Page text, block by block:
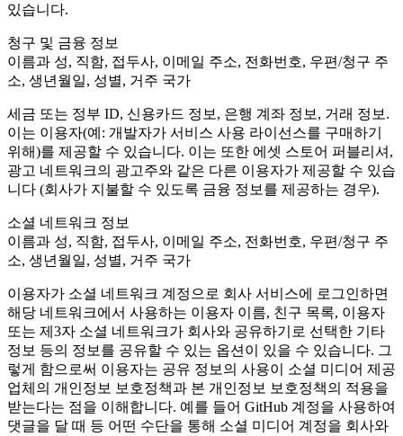
Launch XR games across platforms
Multiplayer Games
있습니다.
청구 및 금융 정보
이름과 성, 직함, 접두사, 이메일 주소, 전화번호, 우편/청구 주
소, 생년월일, 성별, 거주 국가
세금 또는 정부 ID, 신용카드 정보, 은행 계좌 정보, 거래 정보.
이는 이용자(예: 개발자가 서비스 사용 라이선스를 구매하기
위해)를 제공할 수 있습니다. 이는 또한 에셋 스토어 퍼블리셔,
광고 네트워크의 광고주와 같은 다른 이용자가 제공할 수 있습
니다 (회사가 지불할 수 있도록 금융 정보를 제공하는 경우).
소셜 네트워크 정보
이름과 성, 직함, 접두사, 이메일 주소, 전화번호, 우편/청구 주
소, 생년월일, 성별, 거주 국가
이용자가 소셜 네트워크 계정으로 회사 서비스에 로그인하면
해당 네트워크에서 사용하는 이용자 이름, 친구 목록, 이용자
또는 제3자 소셜 네트워크가 회사와 공유하기로 선택한 기타
정보 등의 정보를 공유할 수 있는 옵션이 있을 수 있습니다. 그
렇게 함으로써 이용자는 공유 정보의 사용이 소셜 미디어 제공
업체의 개인정보 보호정책과 본 개인정보 보호정책의 적용을
받는다는 점을 이해합니다. 예를 들어 GitHub 계정을 사용하여
댓글을 달 때 등 어떤 수단을 통해 소셜 미디어 계정을 회사와